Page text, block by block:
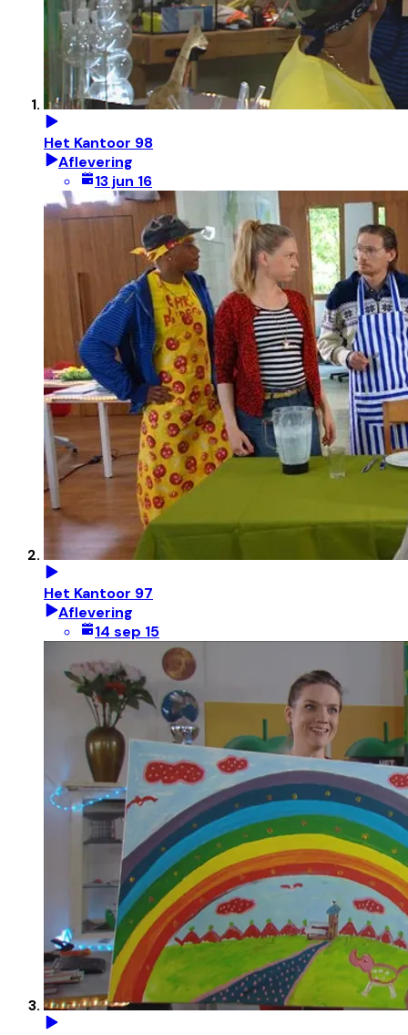
Het Kantoor 98
Aflevering
13 jun 16
Het Kantoor 97
Aflevering
14 sep 15